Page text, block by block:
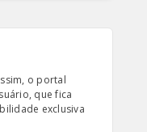
o portal
que fica
exclusiva